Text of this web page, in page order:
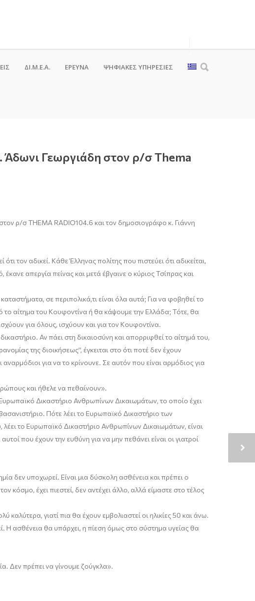
ΔΙ.Μ.Ε.Α. ΕΡΕΥΝΑ ΨΗΦΙΑΚΈΣ ΥΠΗΡΕΣΊΕΣ
Άδωνι Γεωργιάδη στον ρ/σ Thema
ον ρ/σTHEMA RADIO104.6 και τον δημοσιογράφο κ. Γιάννη
τον αδικεί. Κάθε Έλληνας πολίτης που πιστεύει ότι αδικείται,
έκανε απεργία πείνας και μετά έβγαινε ο κύριοςΤσίπρας και
καταστήματα, σε περιπολικά,τι είναι όλα αυτά; Για να φοβηθεί το
το αίτημα του Κουφοντίνα ή θα κάψουμε την Ελλάδα; Τότε, θα
για όλους, ισχύουν και για τον Κουφοντίνα.
. Αν πάει στη δικαιοσύνη και απορριφθεί το αίτημά του,
της διοικήσεως”, έγκειται στο ότι ποτέ δεν έχουν
αναρμόδιοι για να το κρίνουνε. Σε αυτόν που είναι αρμόδιος για
και ήθελε να πεθαίνουν».
Δικαστήριο Ανθρωπίνων Δικαιωμάτων, το οποίο έχει
Πότε λέει το Ευρωπαϊκό Δικαστήριο των
λέει το Ευρωπαϊκό Δικαστήριο Ανθρωπίνων Δικαιωμάτων, είναι
αυτοί που έχουν την ευθύνη για να μην πεθάνει είναι οι γιατροί
δεν υποχωρεί. Είναι μια δύσκολη ασθένεια και πρέπει ο
κόσμο, έχει πιεστεί, δεν αντέχει άλλο, αλλά είμαστε στο τέλος
καλύτερα, γιατί πια θα έχουν εμβολιαστεί οι ηλικίες50 και άνω.
Η ασθένεια θα υπάρχει, η πίεση όμως στο σύστημα υγείας θα
Δεν πρέπει να γίνουμε ζούγκλα».